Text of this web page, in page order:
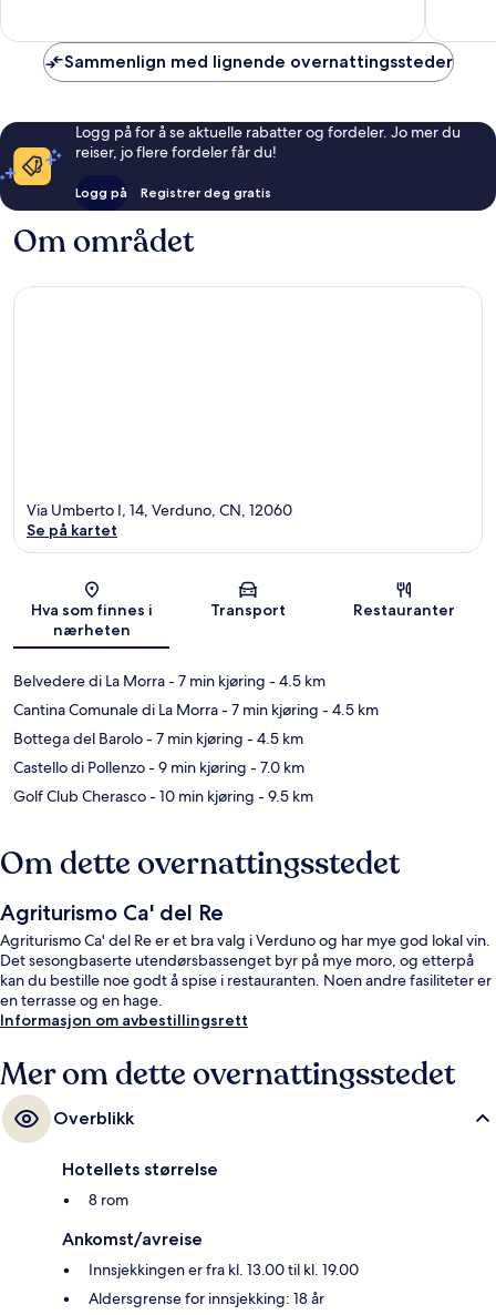
Sammenlign med lignende overnattingssteder
Logg på for å se aktuelle rabatter og fordeler. Jo mer du
reiser, jo flere fordeler får du!
Logg på Registrer deg gratis
Om området
Kart
Via Umberto I, 14, Verduno, CN, 12060
Se på kartet
Hva som finnes i
nærheten
Transport Restauranter
Belvedere di La Morra- 7 min kjøring - 4.5 km
Cantina Comunale di La Morra- 7 min kjøring - 4.5 km
Bottega del Barolo- 7 min kjøring - 4.5 km
Castello di Pollenzo- 9 min kjøring - 7.0 km
Golf Club Cherasco- 10 min kjøring - 9.5 km
Om dette overnattingsstedet
Agriturismo Ca' del Re
Agriturismo Ca' del Re er et bra valg i Verduno og har mye god lokal vin.
Det sesongbaserte utendørsbassenget byr på mye moro, og etterpå
kan du bestille noe godt å spise i restauranten. Noen andre fasiliteter er
en terrasse og en hage.
Informasjon om avbestillingsrett
Mer om dette overnattingsstedet
Overblikk
Hotellets størrelse
8 rom
Ankomst/avreise
Innsjekkingen er fra kl. 13.00 til kl. 19.00
Aldersgrense for innsjekking: 18 år